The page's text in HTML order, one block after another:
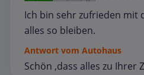
Ich bin sehr zufrieden mit
alles so bleiben.
Antwort vom Autohaus
Schön ,dass alles zu Ihrer